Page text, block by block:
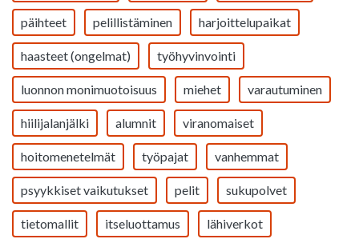
päihteet pelillistäminen harjoittelupaikat
haasteet (ongelmat) työhyvinvointi
luonnon monimuotoisuus miehet varautuminen
hiilijalanjälki alumnit viranomaiset
hoitomenetelmät työpajat vanhemmat
psyykkiset vaikutukset pelit sukupolvet
tietomallit itseluottamus lähiverkot